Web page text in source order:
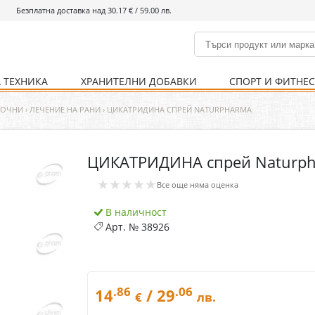
Безплатна доставка над 30.17 € / 59.00 лв.
% Хранителни добавки % Спорт и фитнес
Болно гърло Ваксини
Кости и стави Нервна система
Храносмилателна
Хомеопатия
Инхалатори Термометри
ХРАНИТЕЛНИ ДОБАВКИ
Кости и стави Нервна система
СПОРТ И ФИТНЕС
Храни и напитки Уреди и аксесоари
Детска козметика Козметика за мъже
Уреди Хранене
Хигиена на тялото Предпазни стредства
› ЛЕЧЕНИЕ НА РАНИ › ЦИКАТРИДИНА СПРЕЙ NATURPHARMA
ЦИКАТРИДИНА спрей
★★★★★ Все още няма оценка
В наличност
Арт. №38926
14.86 € / 29.06 лв.